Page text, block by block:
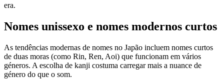
era.
Nomes unissexo e nomes modernos curtos
As tendências modernas de nomes no Japão incluem nomes curtos
de duas moras (como Rin, Ren, Aoi) que funcionam em vários
géneros. A escolha de kanji costuma carregar mais a nuance de
género do que o som.